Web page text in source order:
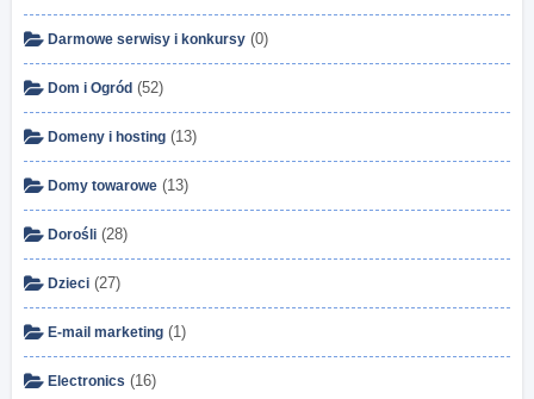
Darmowe serwisy i konkursy (0)
Dom i Ogród (52)
Domeny i hosting (13)
Domy towarowe (13)
Dorośli (28)
Dzieci (27)
E-mail marketing (1)
Electronics (16)